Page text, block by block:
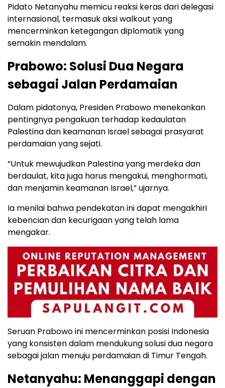
Pidato Netanyahu memicu reaksi keras dari delegasi
internasional, termasuk aksi walkout yang
mencerminkan ketegangan diplomatik yang
semakin mendalam.
Prabowo: Solusi Dua Negara
sebagai Jalan Perdamaian
Dalam pidatonya, Presiden Prabowo menekankan
pentingnya pengakuan terhadap kedaulatan
Palestina dan keamanan Israel sebagai prasyarat
perdamaian yang sejati.
“Untuk mewujudkan Palestina yang merdeka dan
berdaulat, kita juga harus mengakui, menghormati,
dan menjamin keamanan Israel,” ujarnya.
Ia menilai bahwa pendekatan ini dapat mengakhiri
kebencian dan kecurigaan yang telah lama
mengakar.
Seruan Prabowo ini mencerminkan posisi Indonesia
yang konsisten dalam mendukung solusi dua negara
sebagai jalan menuju perdamaian di Timur Tengah.
Netanyahu: Menanggapi dengan